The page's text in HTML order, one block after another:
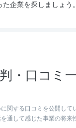
企業を探しましょう。
・口コミ一
関する口コミを公開して
通して感じた事業の将来